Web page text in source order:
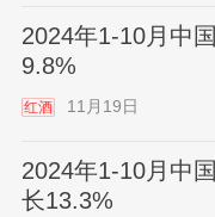
2024年1-10月中
9.8%
红酒 11月19日
2024年1-10月中
长13.3%